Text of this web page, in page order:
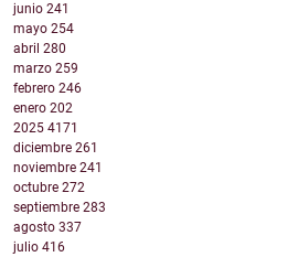
junio 241
mayo 254
abril 280
marzo 259
febrero 246
enero 202
2025 4171
diciembre 261
noviembre 241
octubre 272
septiembre 283
agosto 337
julio 416